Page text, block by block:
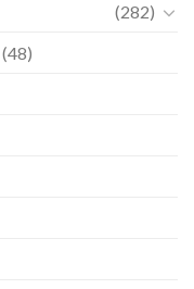
(282)
(48)